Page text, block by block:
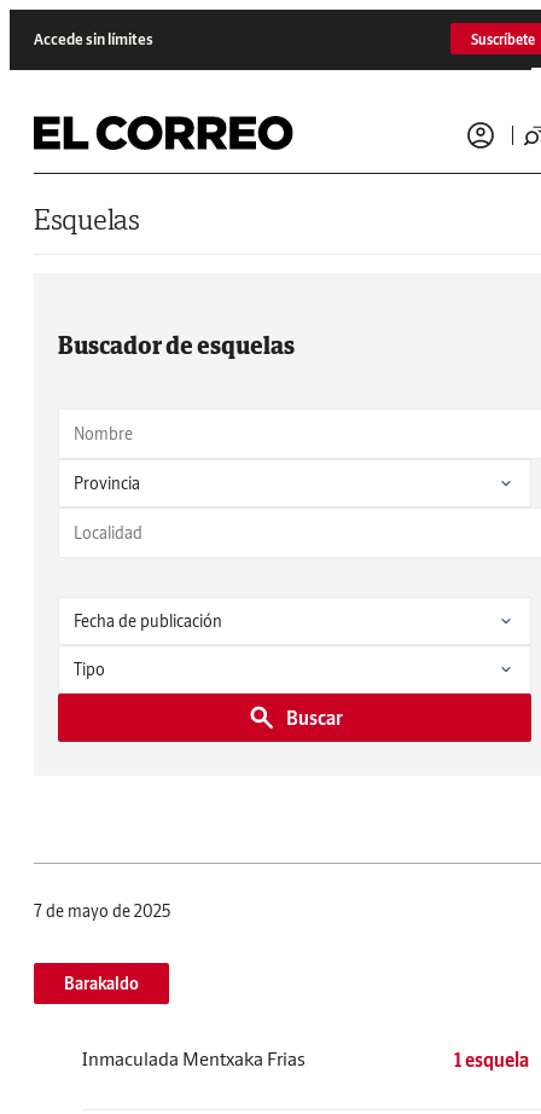
Accede sin límites Suscríbete
Esquelas
Buscador de esquelas
Buscar
7 de mayo de 2025
Barakaldo
Inmaculada Mentxaka Frias 1 esquela